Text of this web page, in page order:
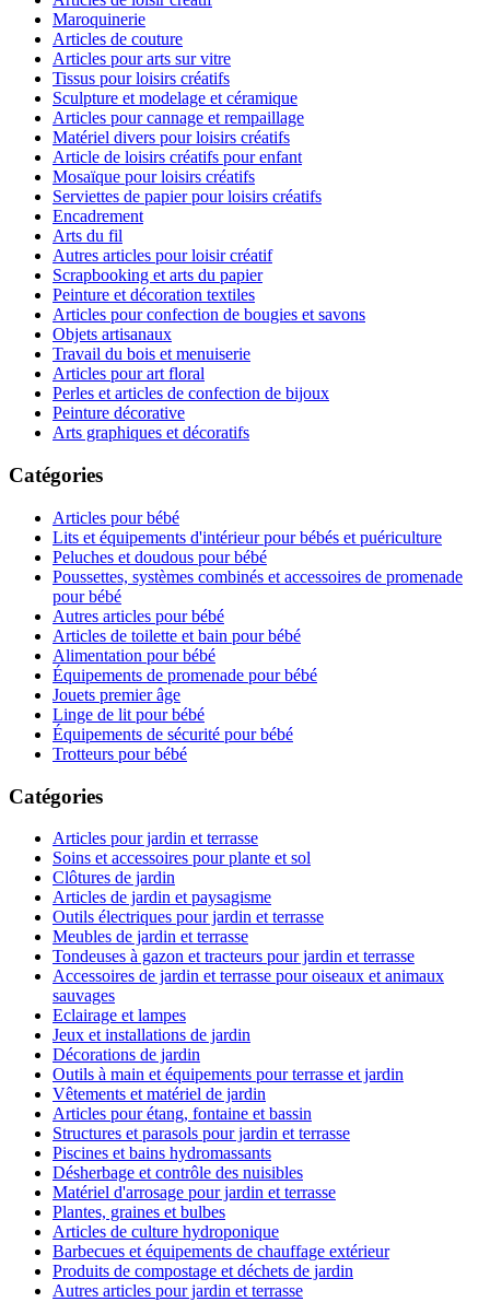
Maroquinerie
Articles de couture
Articles pour arts sur vitre
Tissus pour loisirs créatifs
Sculpture et modelage et céramique
Articles pour cannage et rempaillage
Matériel divers pour loisirs créatifs
Article de loisirs créatifs pour enfant
Mosaïque pour loisirs créatifs
Serviettes de papier pour loisirs créatifs
Encadrement
Arts du fil
Autres articles pour loisir créatif
Scrapbooking et arts du papier
Peinture et décoration textiles
Articles pour confection de bougies et savons
Objets artisanaux
Travail du bois et menuiserie
Articles pour art floral
Perles et articles de confection de bijoux
Peinture décorative
Arts graphiques et décoratifs
Catégories
Articles pour bébé
Lits et équipements d'intérieur pour bébés et puériculture
Peluches et doudous pour bébé
Poussettes, systèmes combinés et accessoires de promenade
pour bébé
Autres articles pour bébé
Articles de toilette et bain pour bébé
Alimentation pour bébé
Équipements de promenade pour bébé
Jouets premier âge
Linge de lit pour bébé
Équipements de sécurité pour bébé
Trotteurs pour bébé
Catégories
Articles pour jardin et terrasse
Soins et accessoires pour plante et sol
Clôtures de jardin
Articles de jardin et paysagisme
Outils électriques pour jardin et terrasse
Meubles de jardin et terrasse
Tondeuses à gazon et tracteurs pour jardin et terrasse
Accessoires de jardin et terrasse pour oiseaux et animaux
sauvages
Eclairage et lampes
Jeux et installations de jardin
Décorations de jardin
Outils à main et équipements pour terrasse et jardin
Vêtements et matériel de jardin
Articles pour étang, fontaine et bassin
Structures et parasols pour jardin et terrasse
Piscines et bains hydromassants
Désherbage et contrôle des nuisibles
Matériel d'arrosage pour jardin et terrasse
Plantes, graines et bulbes
Articles de culture hydroponique
Barbecues et équipements de chauffage extérieur
Produits de compostage et déchets de jardin
Autres articles pour jardin et terrasse